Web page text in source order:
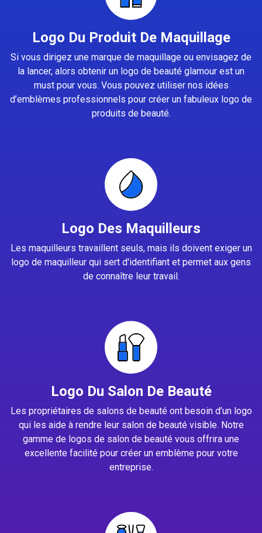
Logo Du Produit De Maquillage
Si vous dirigez une marque de maquillage ou envisagez de
la lancer, alors obtenir un logo de beauté glamour est un
must pour vous. Vous pouvez utiliser nos idées
d’emblèmes professionnels pour créer un fabuleux logo de
produits de beauté.
Logo Des Maquilleurs
Les maquilleurs travaillent seuls, mais ils doivent exiger un
logo de maquilleur qui sert d'identifiant et permet aux gens
de connaître leur travail.
Logo Du Salon De Beauté
Les propriétaires de salons de beauté ont besoin d’un logo
qui les aide à rendre leur salon de beauté visible. Notre
gamme de logos de salon de beauté vous offrira une
excellente facilité pour créer un emblème pour votre
entreprise.